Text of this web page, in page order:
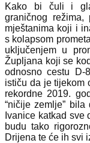
Kako bi čuli i
graničnog
mještanima koji i
s kolapsom
uključenjem u
Župljana koji se
odnosno cestu D-
ističu da je tijekom
rekordne 2019.
“ničije zemlje”
Ivanice katkad sve
budu tako
Drijena te će ih svi